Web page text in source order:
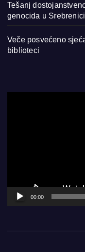
Tešanj
genocida u Srebrenici
Veče posvećeno
biblioteci
00:00